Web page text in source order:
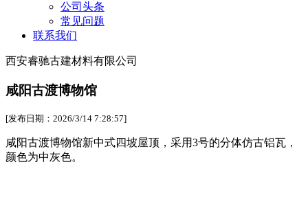
公司头条
常见问题
联系我们
西安睿驰古建材料有限公司
咸阳古渡博物馆
[发布日期：2026/3/14 7:28:57]
咸阳古渡博物馆新中式四坡屋顶，采用3号的分体仿古铝瓦，
颜色为中灰色。